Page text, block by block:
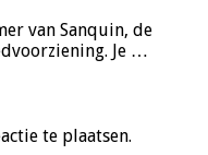
van Sanquin, de
Je …
te plaatsen.